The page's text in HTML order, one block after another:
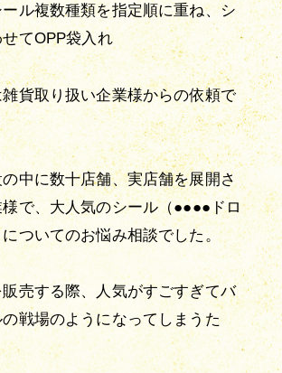
ル複数種類を指定順に重ね、シ
てOPP袋入れ
貨取り扱い企業様からの依頼で
中に数十店舗、実店舗を展開さ
で、大人気のシール（●●●●ドロ
ついてのお悩み相談でした。
売する際、人気がすごすぎてバ
戦場のようになってしまうた